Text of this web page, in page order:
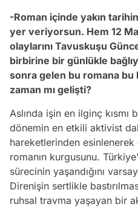
-Roman içinde yakın
yer veriyorsun. Hem 12
olaylarını Tavuskuşu
birbirine bir günlükle
sonra gelen bu romana bu
zaman mı gelişti?
Aslında işin en ilginç kısmı
dönemin en etkili aktivist
hareketlerinden esinlenerek
romanın kurgusunu.
sürecinin yaşandığını
Direnişin sertlikle
ruhsal travma yaşayan bir